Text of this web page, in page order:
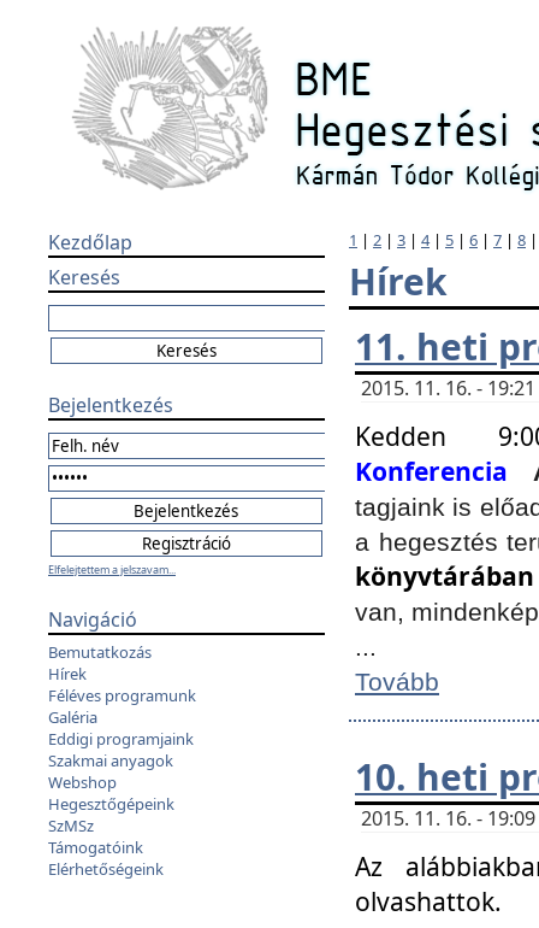
Kezdőlap
Keresés
Bejelentkezés
Elfelejtettem a jelszavam...
Navigáció
Bemutatkozás
Hírek
Féléves programunk
Galéria
Eddigi programjaink
Szakmai anyagok
Webshop
Hegesztőgépeink
SzMSz
Támogatóink
Elérhetőségeink
1 | 2 | 3 | 4| 5 | 6 | 7 | 8
Hírek
11. heti
2015. 11. 16. -
Kedden
Konferencia
tagjaink is
a hegesztés
könyvtárában
van,
...
Tovább
10. heti
2015. 11. 16. -
Az
olvashattok.